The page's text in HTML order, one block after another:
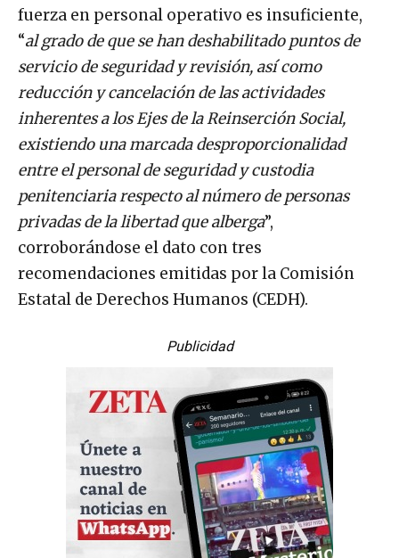
fuerza en personal operativo es insuficiente,
“al grado de que se han deshabilitado puntos de
servicio de seguridad y revisión, así como
reducción y cancelación de las actividades
inherentes a los Ejes de la Reinserción Social,
existiendo una marcada desproporcionalidad
entre el personal de seguridad y custodia
penitenciaria respecto al número de personas
privadas de la libertad que alberga”,
corroborándose el dato con tres
recomendaciones emitidas por la Comisión
Estatal de Derechos Humanos (CEDH).
Publicidad